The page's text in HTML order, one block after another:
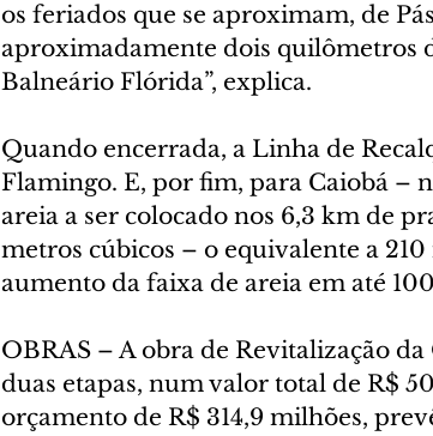
os feriados que se aproximam, de
aproximadamente dois quilômetros
Balneário Flórida”, explica.
Quando encerrada, a Linha de
Flamingo. E, por fim, para Caiobá –
areia a ser colocado nos 6,3 km de
metros cúbicos – o equivalente a
aumento da faixa de areia em até
OBRAS – A obra de Revitalização
duas etapas, num valor total de R$
orçamento de R$ 314,9 milhões,